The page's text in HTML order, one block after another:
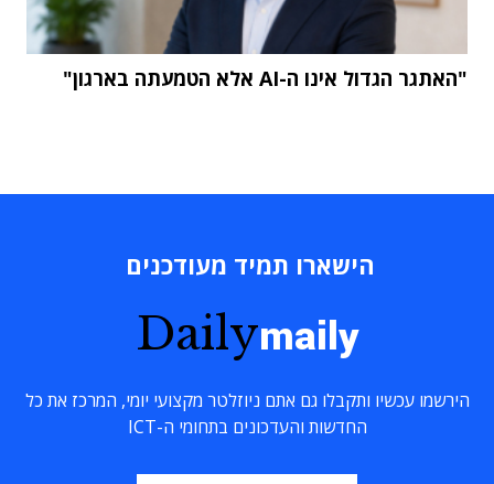
"האתגר הגדול אינו ה-AI אלא הטמעתה בארגון"
הישארו תמיד מעודכנים
Dailymaily
הירשמו עכשיו ותקבלו גם אתם ניוזלטר מקצועי יומי, המרכז את כל
החדשות והעדכונים בתחומי ה-ICT